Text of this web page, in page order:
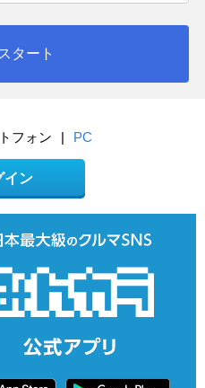
タート
フォン PC
イン